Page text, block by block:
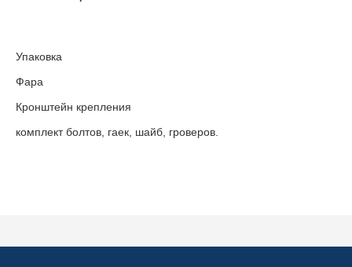
Упаковка
Фара
Кронштейн крепления
комплект болтов, гаек, шайб, гроверов.